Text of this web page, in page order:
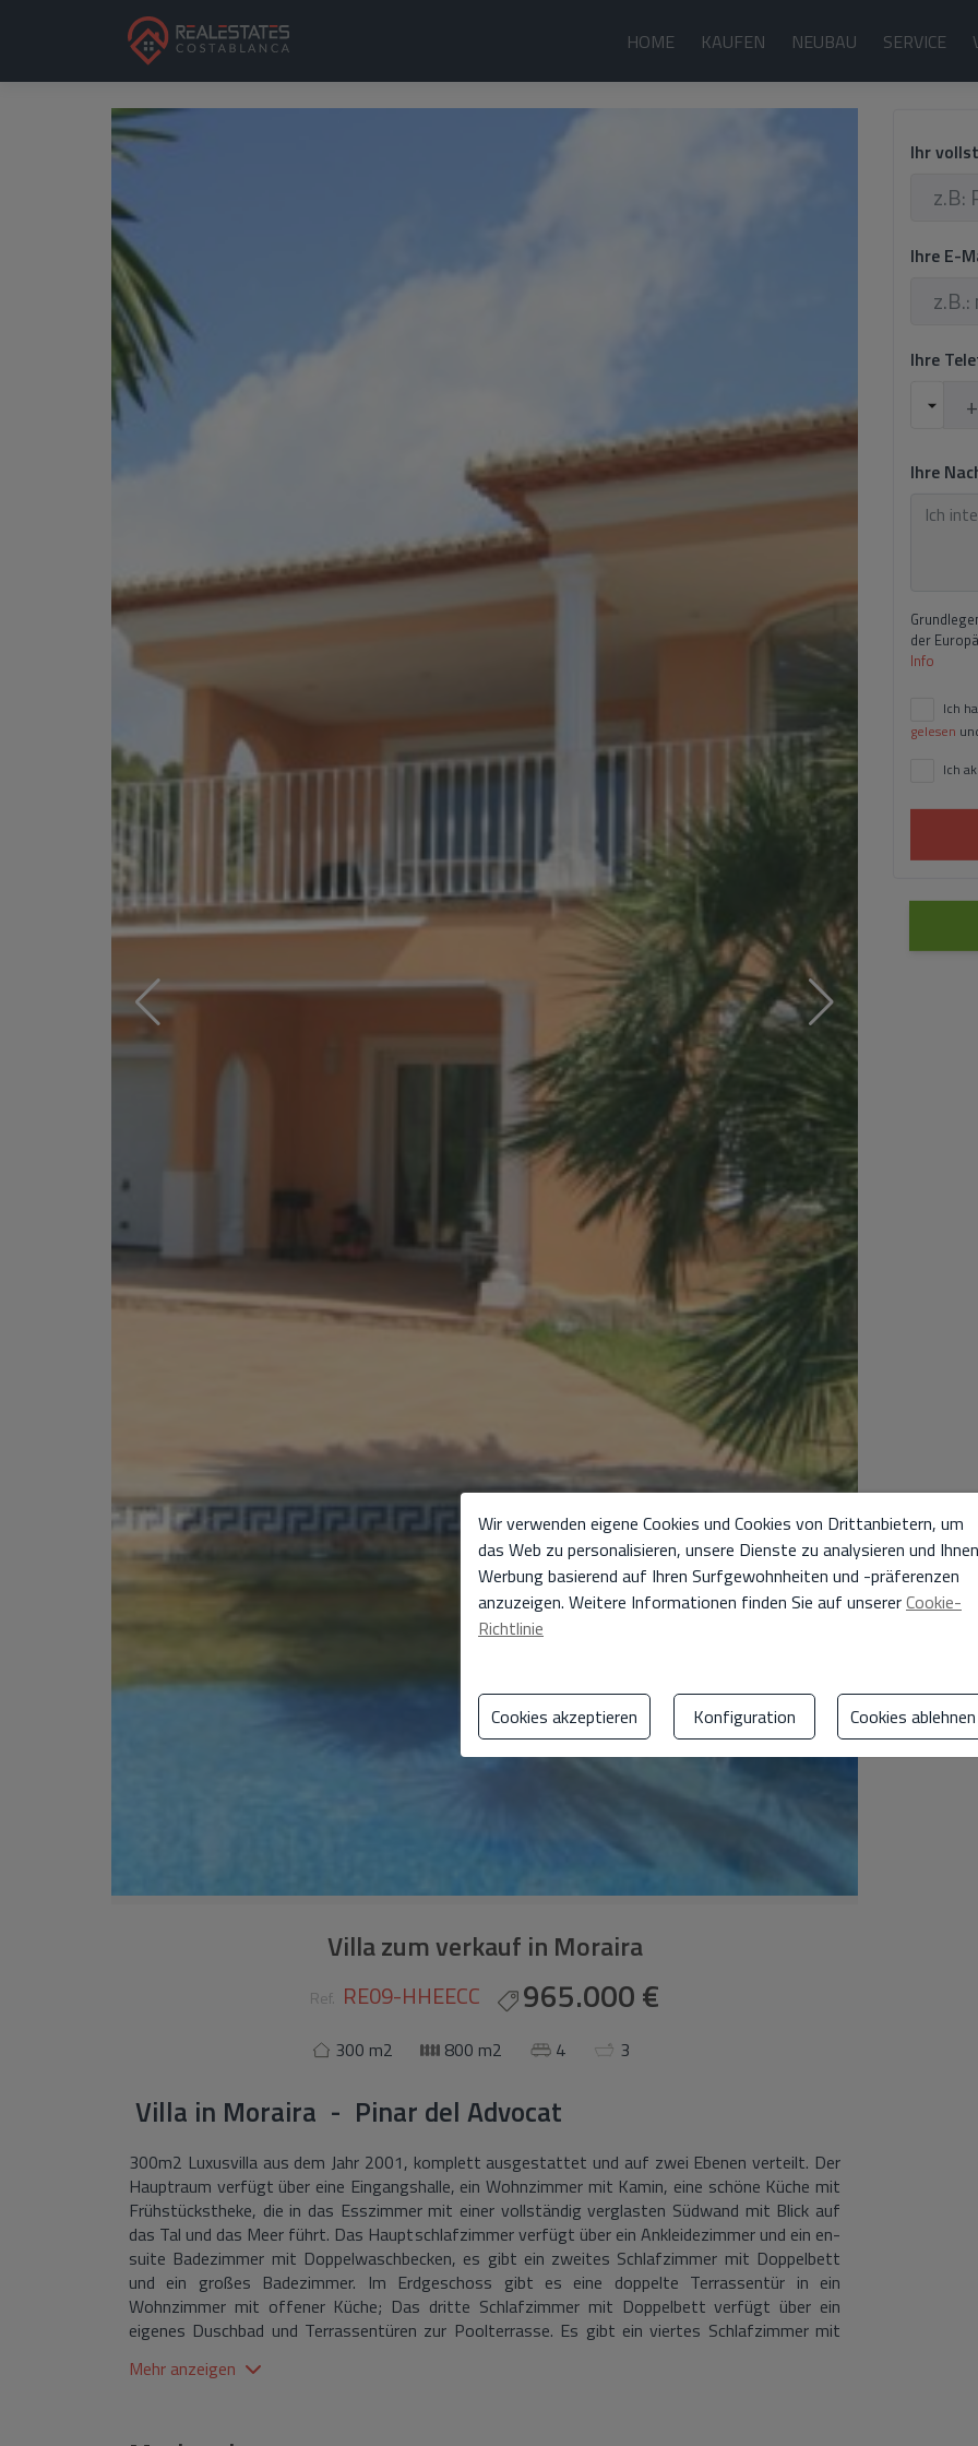
HOME KAUFEN NEUBAU SERVICE
Villa zum verkauf in Moraira
Ref. RE09-HHEECC 965.000 €
300 m2 800 m2 4 3
Villa in Moraira - Pinar del Advocat
300m2 Luxusvilla aus dem Jahr 2001, komplett ausgestattet und auf zwei Ebenen verteilt. Der
Hauptraum verfügt über eine Eingangshalle, ein Wohnzimmer mit Kamin, eine schöne Küche mit
Frühstückstheke, die in das Esszimmer mit einer vollständig verglasten Südwand mit Blick auf
das Tal und das Meer führt. Das Hauptschlafzimmer verfügt über ein Ankleidezimmer und ein en-
suite Badezimmer mit Doppelwaschbecken, es gibt ein zweites Schlafzimmer mit Doppelbett
und ein großes Badezimmer. Im Erdgeschoss gibt es eine doppelte Terrassentür in ein
Wohnzimmer mit offener Küche; Das dritte Schlafzimmer mit Doppelbett verfügt über ein
eigenes Duschbad und Terrassentüren zur Poolterrasse. Es gibt ein viertes Schlafzimmer mit
Grundstück wird durch ein automatisches Tor mit einer gepflasterten Zufahrt betreten, die zu
Mehr anzeigen
Ihr
Ihre E-
Ihre
Ihre
der
Info
Ich
gelesen
Ich
Wir verwenden eigene Cookies und Cookies von Drittanbietern, um
das Web zu personalisieren, unsere Dienste zu analysieren und Ihnen
Werbung basierend auf Ihren Surfgewohnheiten und -präferenzen
anzuzeigen. Weitere Informationen finden Sie auf unsererCookie-
Richtlinie
Cookies akzeptieren Konfiguration Cookies ablehnen